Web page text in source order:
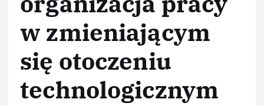
w zmieniającym
się otoczeniu
technologicznym